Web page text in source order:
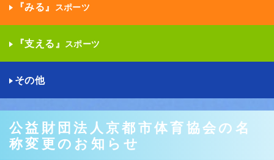
『みる』 スポーツ
『支える』 スポーツ
その他
公益財団法人京都市体育協会の名
称変更のお知らせ